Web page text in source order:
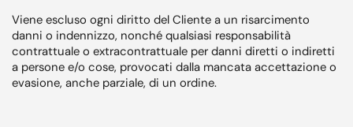
Viene escluso ogni diritto del Cliente a un risarcimento
danni o indennizzo, nonché qualsiasi responsabilità
contrattuale o extracontrattuale per danni diretti o indiretti
a persone e/o cose, provocati dalla mancata accettazione o
evasione, anche parziale, di un ordine.